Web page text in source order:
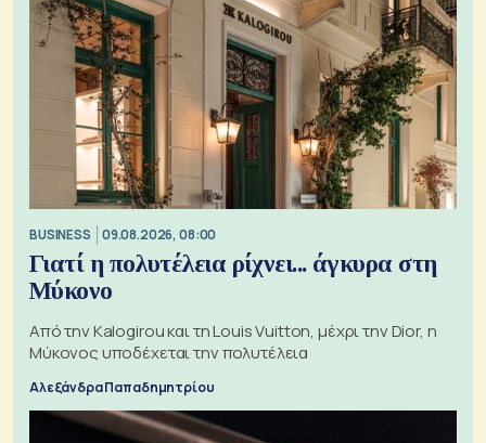
BUSINESS 09.08.2026, 08:00
Γιατί η πολυτέλεια ρίχνει... άγκυρα στη
Μύκονο
Από την Kalogirou και τη Louis Vuitton, μέχρι την Dior, η
Μύκονος υποδέχεται την πολυτέλεια
Αλεξάνδρα Παπαδημητρίου